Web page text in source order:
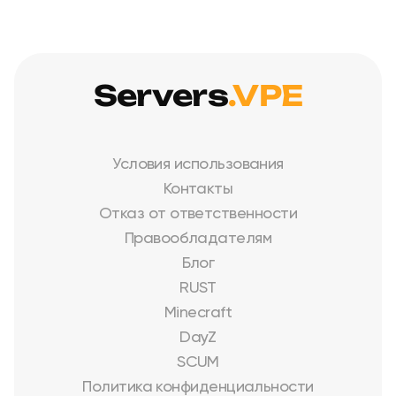
Условия использования
Контакты
Отказ от ответственности
Правообладателям
Блог
RUST
Minecraft
DayZ
SCUM
Политика конфиденциальности
Servers.VPE